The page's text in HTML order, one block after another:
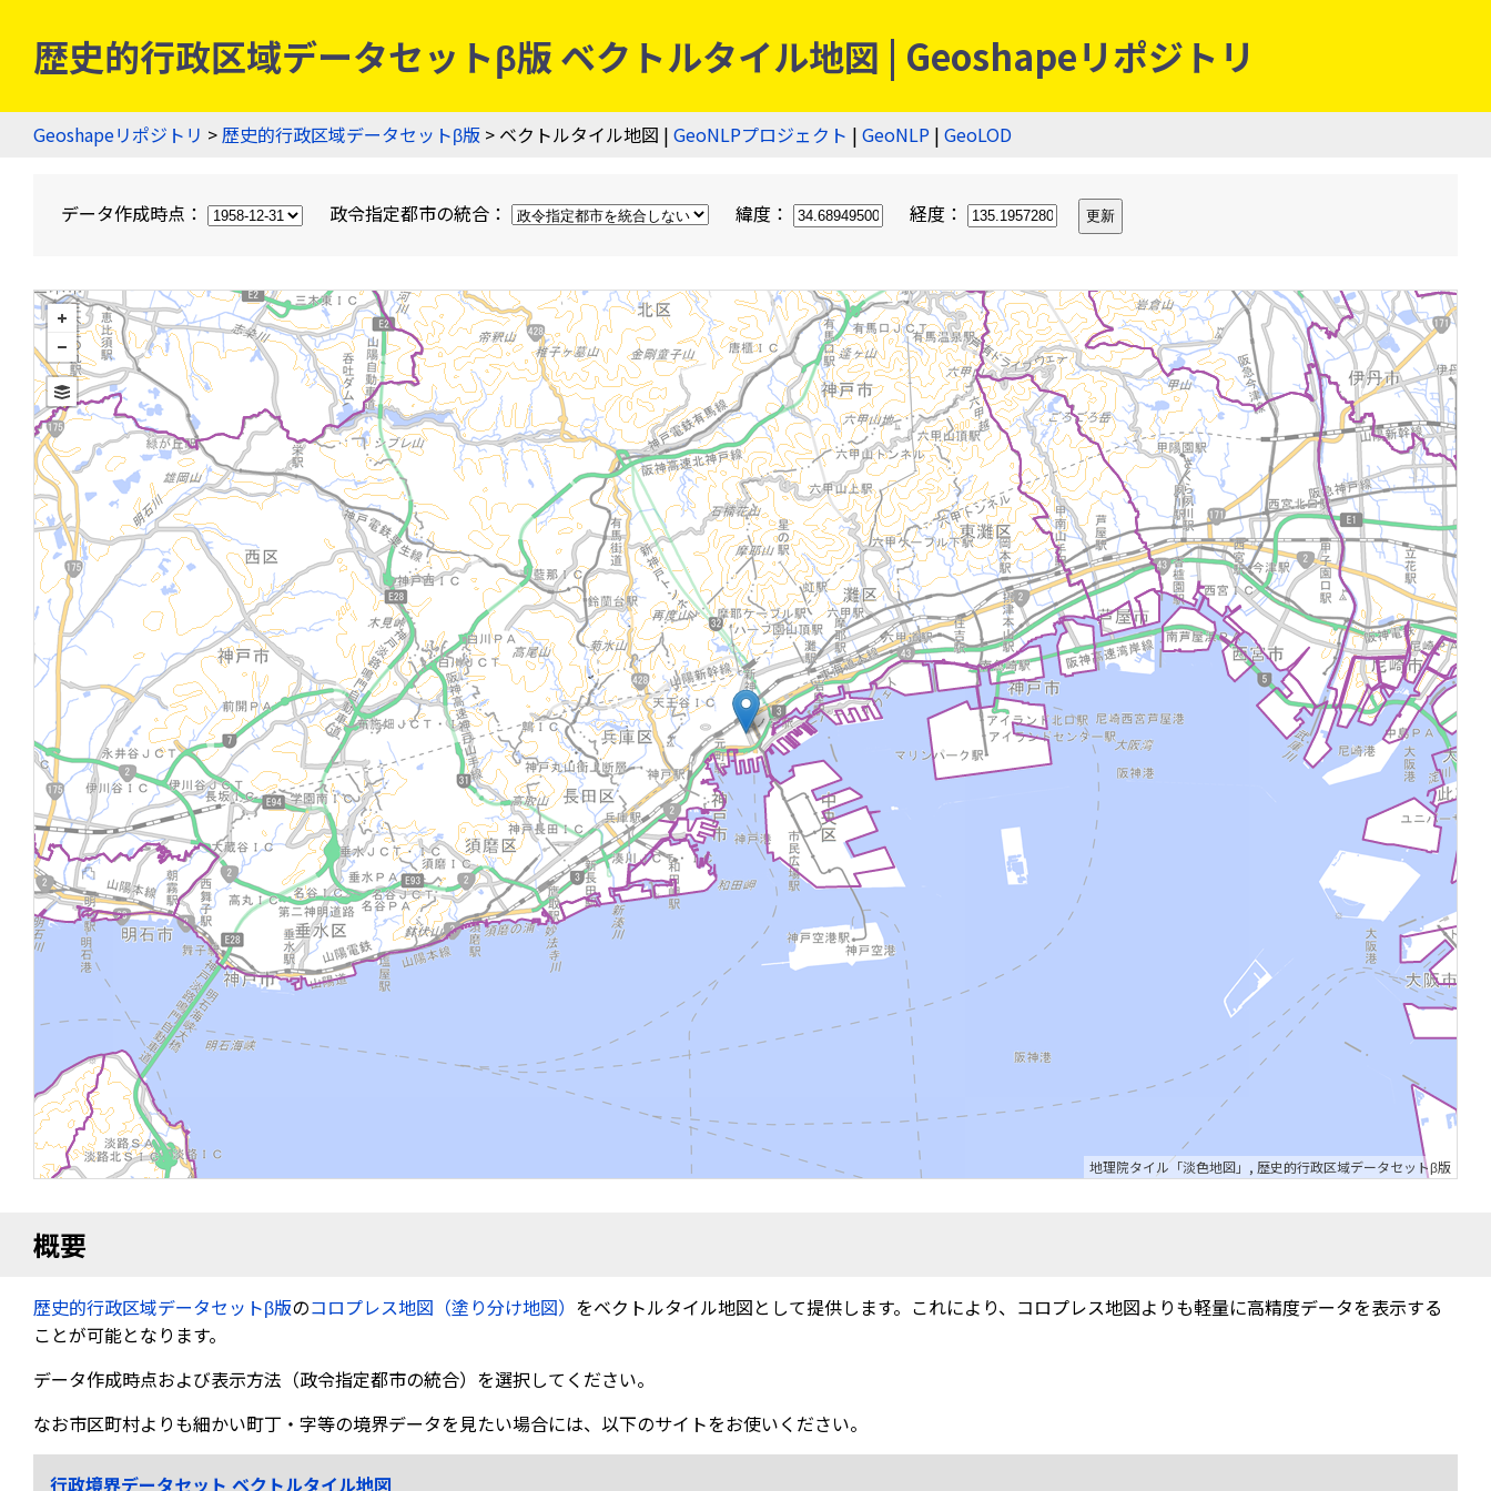
歴史的行政区域データセットβ版 ベクトルタイル地図 | Geoshapeリポジトリ
Geoshapeリポジトリ >歴史的行政区域データセットβ版 > ベクトルタイル地図 | GeoNLPプロジェクト | GeoNLP | GeoLOD
データ作成時点： 政令指定都市の統合： 緯度： 経度：
地理院タイル「淡色地図」 , 歴史的行政区域データセットβ版
概要
歴史的行政区域データセットβ版のコロプレス地図（塗り分け地図） をベクトルタイル地図として提供します。これにより、コロプレス地図よりも軽量に高精度データを表示する
ことが可能となります。
データ作成時点および表示方法（政令指定都市の統合）を選択してください。
なお市区町村よりも細かい町丁・字等の境界データを見たい場合には、以下のサイトをお使いください。
行政境界データセット ベクトルタイル地図